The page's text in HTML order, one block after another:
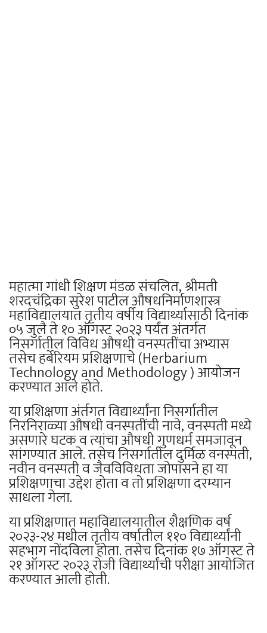
महात्मा गांधी शिक्षण मंडळ संचलित, श्रीमती
शरदचंद्रिका सुरेश पाटील औषधनिर्माणशास्त्र
महाविद्यालयात तृतीय वर्षीय विद्यार्थ्यासाठी दिनांक
०५ जुलै ते १० ऑगस्ट २०२३ पर्यंत अंतर्गत
निसर्गातील विविध औषधी वनस्पतींचा अभ्यास
तसेच हर्बेरियम प्रशिक्षणाचे (Herbarium
Technology and Methodology ) आयोजन
कर‌‌ण्यात आले होते.
या प्रशिक्षणा अंर्तगत विद्यार्थ्यांना निसर्गातील
निरनिराळ्या औषधी वनस्पतींची नावे, वनस्पती मध्ये
असणारे घटक व त्यांचा औषधी गुणधर्म समजावून
सांगण्यात आले. तसेच निसर्गातील दुर्मिळ वनस्पती,
नवीन वनस्पती व जैवविविधता जोपासने हा या
प्रशिक्षणाचा उद्देश होता व तो प्रशिक्षणा दरम्यान
साधला गेला.
या प्रशिक्षणात महाविद्यालयातील शैक्षणिक वर्ष
२०२३-२४ मधील तृतीय वर्षातील ११० विद्यार्थ्यांनी
सहभाग नोंदविला होता. तसेच दिनांक १७ ऑगस्ट ते
२१ ऑगस्ट २०२३ रोजी विद्यार्थ्यांची परीक्षा आयोजित
करण्यात आली होती.